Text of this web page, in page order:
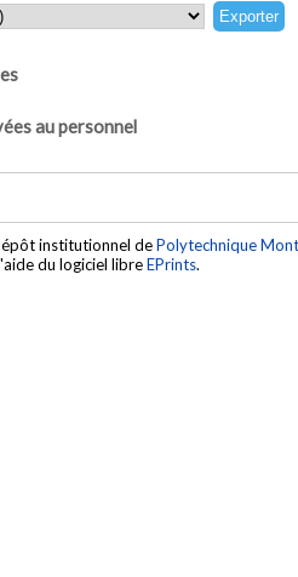
au personnel
institutionnel dePolytechnique
du logiciel libreEPrints.